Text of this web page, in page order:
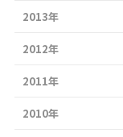
2013年
2012年
2011年
2010年